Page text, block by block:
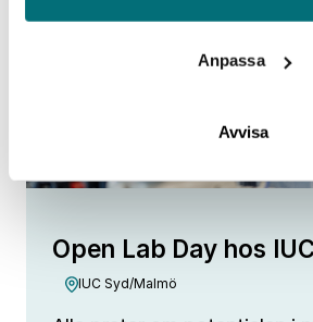
Anpassa
Avvisa
Open Lab Day hos
IUC Syd/Malmö